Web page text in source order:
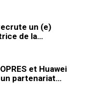
un (e)
de la…
et Huawei
partenariat…